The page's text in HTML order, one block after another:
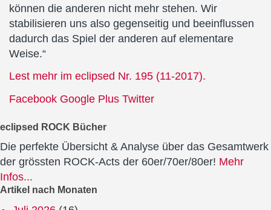
können die anderen nicht mehr stehen. Wir
stabilisieren uns also gegenseitig und beeinflussen
dadurch das Spiel der anderen auf elementare
Weise.“
Lest mehr im eclipsed Nr. 195 (11-2017).
Facebook Google Plus Twitter
eclipsed ROCK Bücher
Die perfekte Übersicht & Analyse über das Gesamtwerk
der grössten ROCK-Acts der 60er/70er/80er! Mehr
Infos...
Artikel nach Monaten